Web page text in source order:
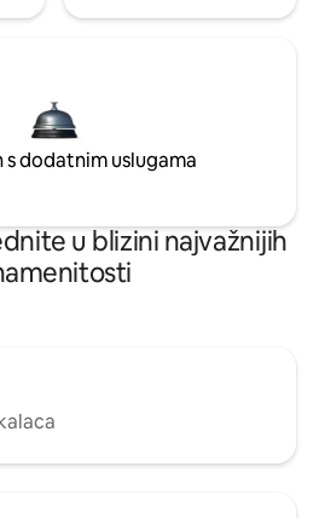
dodatnim uslugama
u blizini najvažnijih